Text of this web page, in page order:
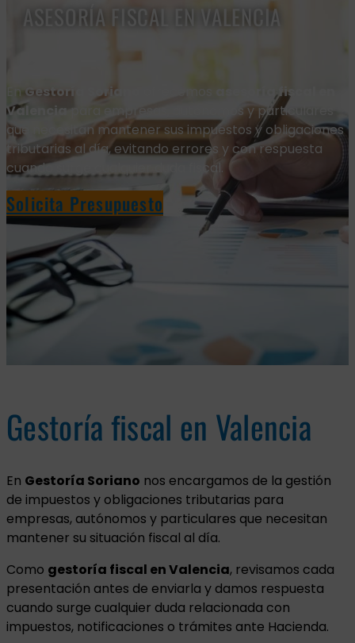
ASESORÍA FISCAL EN VALENCIA
EnGestoría Soriano ofrecemos
asesoría fiscal en
Valencia para empresas, autónomos y particulares
que necesitan mantener sus impuestos y obligaciones
tributarias al día, evitando errores y con respuesta
cuando surge cualquier duda fiscal.
Solicita Presupuesto
Gestoría fiscal en Valencia
En Gestoría Soriano nos encargamos de la gestión
de impuestos y obligaciones tributarias para
empresas, autónomos y particulares que necesitan
mantener su situación fiscal al día.
Como gestoría fiscal en Valencia, revisamos cada
presentación antes de enviarla y damos respuesta
cuando surge cualquier duda relacionada con
impuestos, notificaciones o trámites ante Hacienda.